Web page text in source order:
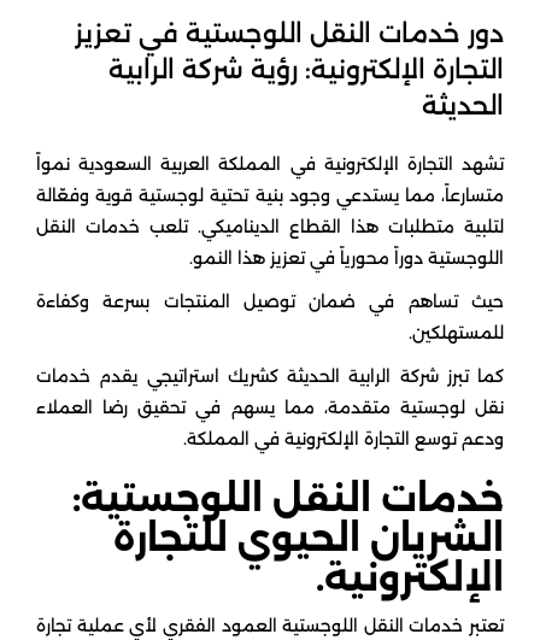
دور خدمات النقل اللوجستية في تعزيز
التجارة الإلكترونية: رؤية شركة الرابية
الحديثة
تشهد التجارة الإلكترونية في المملكة العربية السعودية نمواً
متسارعاً، مما يستدعي وجود بنية تحتية لوجستية قوية وفعّالة
لتلبية متطلبات هذا القطاع الديناميكي. تلعب خدمات النقل
اللوجستية دوراً محورياً في تعزيز هذا النمو.
حيث تساهم في ضمان توصيل المنتجات بسرعة وكفاءة
للمستهلكين.
كما تبرز شركة الرابية الحديثة كشريك استراتيجي يقدم خدمات
نقل لوجستية متقدمة، مما يسهم في تحقيق رضا العملاء
ودعم توسع التجارة الإلكترونية في المملكة.
خدمات النقل اللوجستية:
الشريان الحيوي للتجارة
الإلكترونية.
تعتبر خدمات النقل اللوجستية العمود الفقري لأي عملية تجارة